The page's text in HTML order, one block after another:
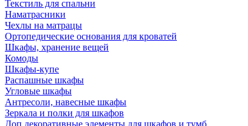
Текстиль для спальни
Наматрасники
Чехлы на матрацы
Ортопедические основания для кроватей
Шкафы, хранение вещей
Комоды
Шкафы-купе
Распашные шкафы
Угловые шкафы
Антресоли, навесные шкафы
Зеркала и полки для шкафов
Доп.декоративные элементы для шкафов и тумб